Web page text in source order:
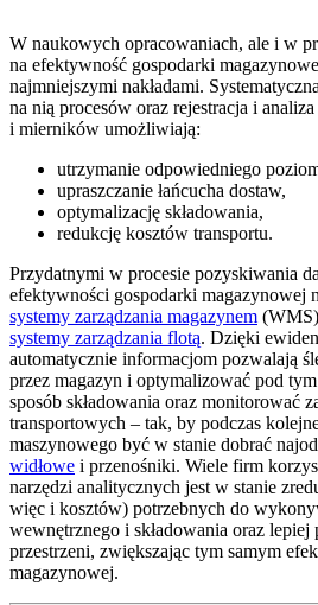
W naukowych opracowaniach, ale i w
na efektywność gospodarki
najmniejszymi nakładami.
na nią procesów oraz rejestracja i
i mierników umożliwiają:
utrzymanie odpowiedniego
upraszczanie łańcucha dostaw,
optymalizację składowania,
redukcję kosztów transportu.
Przydatnymi w procesie pozyskiwania
efektywności gospodarki magazynowej
systemy zarządzania magazynem
systemy zarządzania flotą. Dzięki
automatycznie informacjom pozwalają
przez magazyn i optymalizować pod
sposób składowania oraz monitorować
transportowych – tak, by podczas
maszynowego być w stanie dobrać
widłowe i przenośniki. Wiele firm
narzędzi analitycznych jest w stanie
więc i kosztów) potrzebnych do
wewnętrznego i składowania oraz
przestrzeni, zwiększając tym samym
magazynowej.